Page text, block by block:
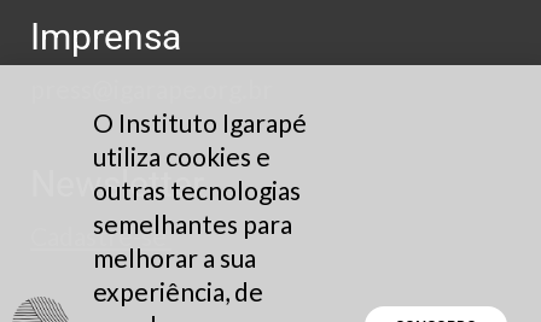
Imprensa
Newsletter
Cadastre-se
O Instituto Igarapé
utiliza cookies e
outras tecnologias
semelhantes para
melhorar a sua
experiência, de